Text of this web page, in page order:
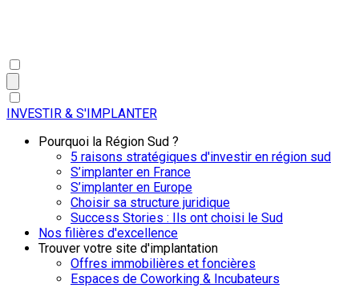
INVESTIR & S'IMPLANTER
Pourquoi la Région Sud ?
5 raisons stratégiques d'investir en région sud
S’implanter en France
S’implanter en Europe
Choisir sa structure juridique
Success Stories : Ils ont choisi le Sud
Nos filières d'excellence
Trouver votre site d'implantation
Offres immobilières et foncières
Espaces de Coworking & Incubateurs